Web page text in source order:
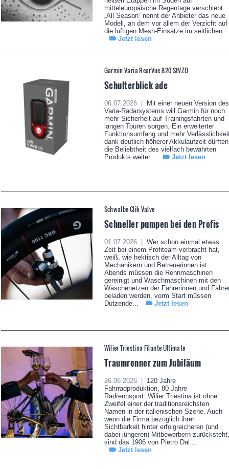
mitteleuropäische Regentage verschiebt.
„All Season“ nennt der Anbieter das neue
Modell, an dem vor allem der Verzicht auf
die luftigen Mesh-Einsätze im seitlichen...
Jetzt lesen
Garmin Varia RearVue 820 StVZO
Schulterblick ade
06.07.2026 |
Mit einer neuen Version des
Varia-Radarsystems will Garmin für noch
mehr Sicherheit auf Trainingsfahrten und
langen Touren sorgen. Ein erweiterter
Funktionsumfang und mehr
dank deutlich höherer Akkulaufzeit dürften
die Beliebtheit des vielfach bewährten
Produkts weiter...
Jetzt lesen
Schwalbe Clik Valve
Schneller pumpen bei den Profis
01.07.2026 |
Wer schon einmal etwas
Zeit bei einem Profiteam verbracht hat,
weiß, wie hektisch der Alltag von
Mechanikern und Betreuerinnen ist.
Abends müssen die Rennmaschinen
gereinigt und Waschmaschinen mit den
Wäschenetzen der Fahrerinnen und
beladen werden, vorm Start müssen
Dutzende...
Jetzt lesen
Wilier Triestina Filante Ultimate
Traumrenner zum Jubiläum
26.06.2026 |
120 Jahre
Fahrradproduktion, 80 Jahre
Radrennsport: Wilier Triestina ist ohne
Zweifel einer der traditionsreichsten
Namen in der italienischen Szene. Auch
wenn die Firma bezüglich ihrer
Sichtbarkeit hinter erfolgreicheren (und
dabei jüngeren) Mitbewerbern zurücksteht,
sind das 1906 von Pietro Dal...
Jetzt lesen